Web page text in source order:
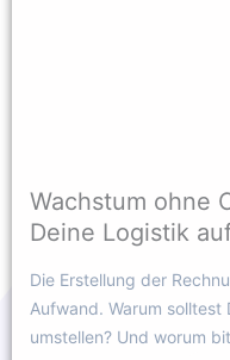
Wachstum ohne
Deine Logistik
Die Erstellung der
Aufwand. Warum solltest
umstellen? Und worum